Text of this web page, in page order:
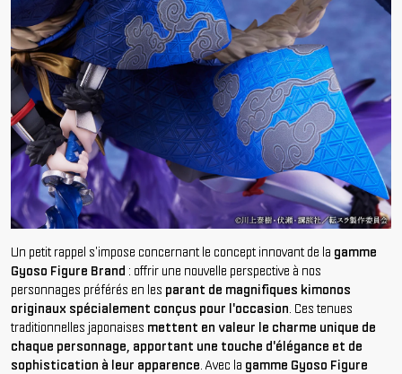
Un petit rappel s'impose concernant le concept innovant de la gamme
Gyoso Figure Brand : offrir une nouvelle perspective à nos
personnages préférés en les parant de magnifiques kimonos
originaux spécialement conçus pour l'occasion. Ces tenues
traditionnelles japonaises mettent en valeur le charme unique de
chaque personnage, apportant une touche d'élégance et de
sophistication à leur apparence. Avec la gamme Gyoso Figure